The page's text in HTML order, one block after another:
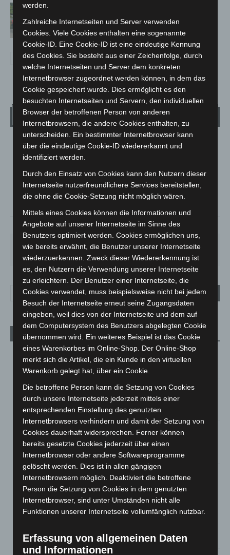
Notfallsanitäter starten beim Roten
Kreuz
Wetter
LANGENHAGEN
Überwiegend Bewölkt
23.5°C 24.5°
22.2°
53% 1.3m/s 72%
MO.
27°
DI.
25°
MI.
26°
DO.
30°
FR.
34
Aktuelle Beiträge
M’era Luna 2026: 25.000 Fans feiern in Hildesheim
10. August 2026
Kunst trifft Weingenuss: Barbara-Susann Mehring zeigt ihre
Werke im Jacques’ Wein-Depot Isernhagen
8. August 2026
A2: Zweite Turbobaustelle startet zwischen Hannover-West
und Bothfeld
8. August 2026
Niedersachsen: Feuerwehrkräfte kehren nach
Waldbrandeinsatz aus Spanien zurück
Hannover: Erste Tigermücken-Population in Niedersachsen
7. August 2026
werden.
Zahlreiche Internetseiten und Server verwenden
Cookies. Viele Cookies enthalten eine sogenannte
Cookie-ID. Eine Cookie-ID ist eine eindeutige Kennung
des Cookies. Sie besteht aus einer Zeichenfolge, durch
welche Internetseiten und Server dem konkreten
Internetbrowser zugeordnet werden können, in dem das
Cookie gespeichert wurde. Dies ermöglicht es den
besuchten Internetseiten und Servern, den individuellen
Browser der betroffenen Person von anderen
Internetbrowsern, die andere Cookies enthalten, zu
unterscheiden. Ein bestimmter Internetbrowser kann
über die eindeutige Cookie-ID wiedererkannt und
identifiziert werden.
Durch den Einsatz von Cookies kann den Nutzern dieser
Internetseite nutzerfreundlichere Services bereitstellen,
die ohne die Cookie-Setzung nicht möglich wären.
Mittels eines Cookies können die Informationen und
Angebote auf unserer Internetseite im Sinne des
Benutzers optimiert werden. Cookies ermöglichen uns,
wie bereits erwähnt, die Benutzer unserer Internetseite
wiederzuerkennen. Zweck dieser Wiedererkennung ist
es, den Nutzern die Verwendung unserer Internetseite
zu erleichtern. Der Benutzer einer Internetseite, die
Cookies verwendet, muss beispielsweise nicht bei jedem
Besuch der Internetseite erneut seine Zugangsdaten
eingeben, weil dies von der Internetseite und dem auf
dem Computersystem des Benutzers abgelegten Cookie
übernommen wird. Ein weiteres Beispiel ist das Cookie
eines Warenkorbes im Online-Shop. Der Online-Shop
merkt sich die Artikel, die ein Kunde in den virtuellen
Warenkorb gelegt hat, über ein Cookie.
Die betroffene Person kann die Setzung von Cookies
durch unsere Internetseite jederzeit mittels einer
entsprechenden Einstellung des genutzten
Internetbrowsers verhindern und damit der Setzung von
Cookies dauerhaft widersprechen. Ferner können
bereits gesetzte Cookies jederzeit über einen
Internetbrowser oder andere Softwareprogramme
gelöscht werden. Dies ist in allen gängigen
Internetbrowsern möglich. Deaktiviert die betroffene
Person die Setzung von Cookies in dem genutzten
Internetbrowser, sind unter Umständen nicht alle
Funktionen unserer Internetseite vollumfänglich nutzbar.
Erfassung von allgemeinen Daten
und Informationen